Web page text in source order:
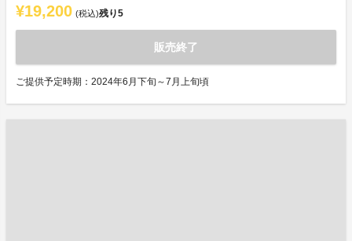
¥19,200 (税込)残り5
販売終了
ご提供予定時期：2024年6月下旬～7月上旬頃